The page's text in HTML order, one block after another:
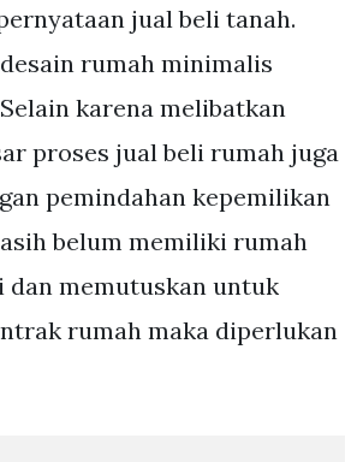
jual beli tanah.
rumah minimalis
karena melibatkan
proses jual beli rumah juga
pemindahan kepemilikan
belum memiliki rumah
dan memutuskan untuk
rumah maka diperlukan